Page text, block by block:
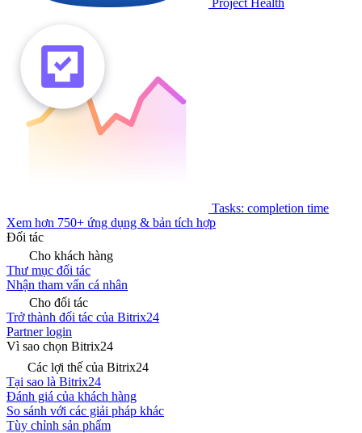
Project Health
Tasks: completion time
Xem hơn 750+ ứng dụng & bản tích hợp
Đối tác
Cho khách hàng
Thư mục đối tác
Nhận tham vấn cá nhân
Cho đối tác
Trở thành đối tác của Bitrix24
Partner login
Vì sao chọn Bitrix24
Các lợi thế của Bitrix24
Tại sao là Bitrix24
Đánh giá của khách hàng
So sánh với các giải pháp khác
Tùy chỉnh sản phẩm